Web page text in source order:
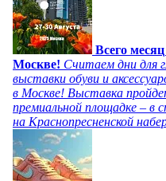
Всего
Москве! Считаем дни для
выставки обуви и
в Москве! Выставка
премиальной площадке – в
на Краснопресненской